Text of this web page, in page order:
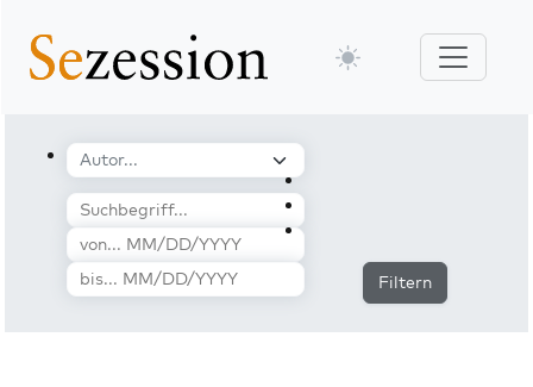
Filtern